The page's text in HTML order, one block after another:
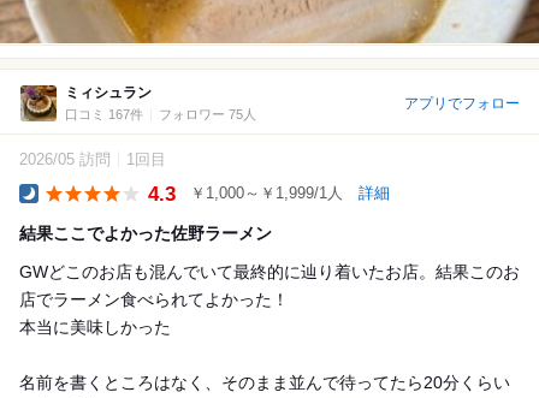
ミィシュラン
口コミ 167件 フォロワー 75人
アプリでフォロー
2026/05 訪問 1回目
4.3 ￥1,000～￥1,999/1人 詳細
結果ここでよかった佐野ラーメン
GWどこのお店も混んでいて最終的に辿り着いたお店。結果このお
店でラーメン食べられてよかった！
本当に美味しかった
名前を書くところはなく、そのまま並んで待ってたら20分くらい